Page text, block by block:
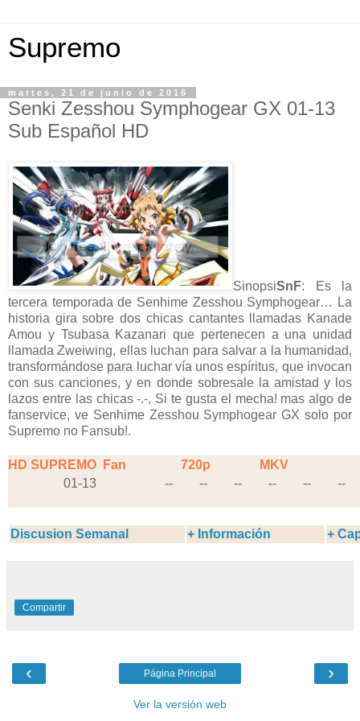
Supremo
martes, 21 de junio de 2016
Senki Zesshou Symphogear GX 01-13
Sub Español HD
SinopsiSnF: Es la
tercera temporada de Senhime Zesshou Symphogear… La
historia gira sobre dos chicas cantantes llamadas Kanade
Amou y Tsubasa Kazanari que pertenecen a una unidad
llamada Zweiwing, ellas luchan para salvar a la humanidad,
transformándose para luchar vía unos espíritus, que invocan
con sus canciones, y en donde sobresale la amistad y los
lazos entre las chicas -.-, Si te gusta el mecha! mas algo de
fanservice, ve Senhime Zesshou Symphogear GX solo por
Supremo no Fansub!.
HD SUPREMO Fan 720p
MKV
01-13
-- -- -- -- -- --
Discusion Semanal + Información +
Compartir
‹ ›
Página Principal
Ver la versión web